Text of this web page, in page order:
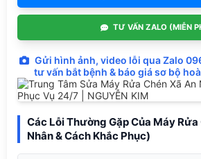
TƯ VẤN ZALO (MIỄN
Gửi hình ảnh, video lỗi qua Zalo
tư vấn bắt bệnh & báo giá sơ bộ
Các Lỗi Thường Gặp Của Máy
Nhân & Cách Khắc Phục)